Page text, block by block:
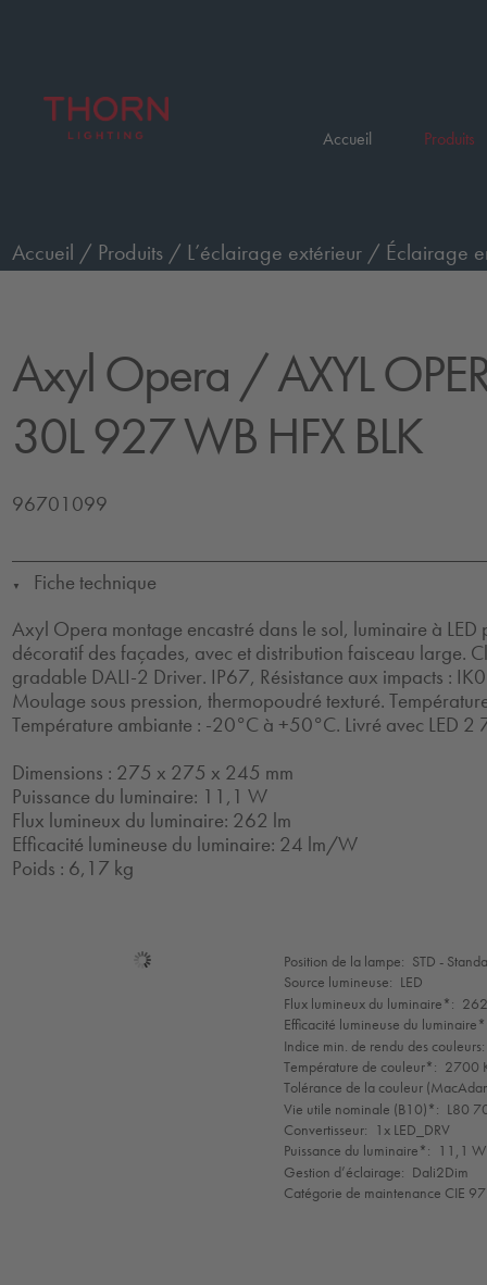
Accueil Produits
Accueil / Produits / L’éclairage extérieur / Éclairage
Axyl Opera / AXYL
30L 927 WB HFX BLK
96701099
▼
Fiche technique
Axyl Opera montage encastré dans le sol, luminaire à
décoratif des façades, avec et distribution faisceau large.
gradable DALI-2 Driver. IP67, Résistance aux impacts :
Moulage sous pression, thermopoudré texturé.
Température ambiante : -20°C à +50°C. Livré avec LED 2
Dimensions : 275 x 275 x 245 mm
Puissance du luminaire: 11,1 W
Flux lumineux du luminaire: 262 lm
Efficacité lumineuse du luminaire: 24 lm/W
Poids : 6,17 kg
Sélection
de
mode
Position de la lampe: STD -
Source lumineuse: LED
Flux lumineux du luminaire*:
Efficacité lumineuse du
Indice min. de rendu des couleurs:
Température de couleur*: 2700
Tolérance de la couleur
Vie utile nominale (B10)*: L80
Convertisseur: 1x LED_DRV
Puissance du luminaire*: 11,1 W
Gestion d’éclairage: Dali2Dim
Catégorie de maintenance CIE